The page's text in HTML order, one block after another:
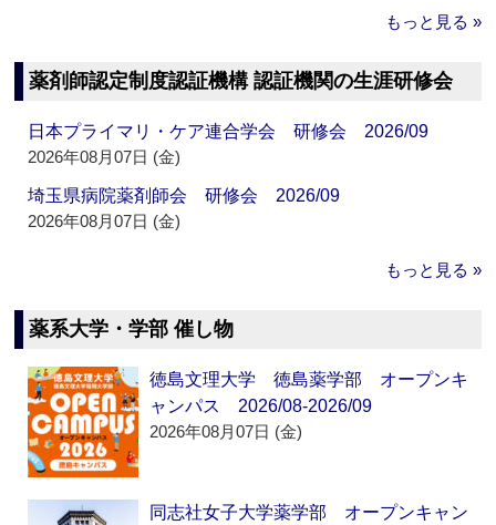
もっと見る »
薬剤師認定制度認証機構 認証機関の生涯研修会
日本プライマリ・ケア連合学会 研修会 2026/09
2026年08月07日 (金)
埼玉県病院薬剤師会 研修会 2026/09
2026年08月07日 (金)
もっと見る »
薬系大学・学部 催し物
徳島文理大学 徳島薬学部 オープンキ
ャンパス 2026/08-2026/09
2026年08月07日 (金)
同志社女子大学薬学部 オープンキャン